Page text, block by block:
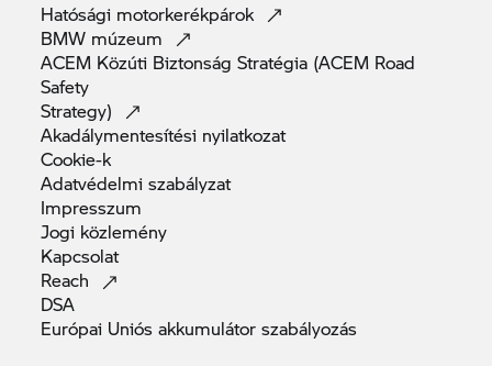
Hatósági motorkerékpárok
BMW múzeum
ACEM Közúti Biztonság Stratégia (ACEM Road
Safety
Strategy)
Akadálymentesítési nyilatkozat
Cookie-k
Adatvédelmiszabályzat
Impresszum
Jogi közlemény
Kapcsolat
Reach
DSA
Európai Uniós akkumulátorszabályozás